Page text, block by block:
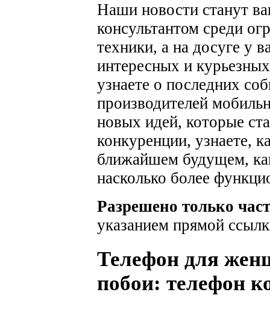
Наши новости станут
консультантом среди
техники, а на досуге у
интересных и
узнаете о последних
производителей
новых идей, которые
конкуренции, узнаете,
ближайшем будущем,
насколько более
Разрешено только
указанием прямой
Телефон для
побои: телефон